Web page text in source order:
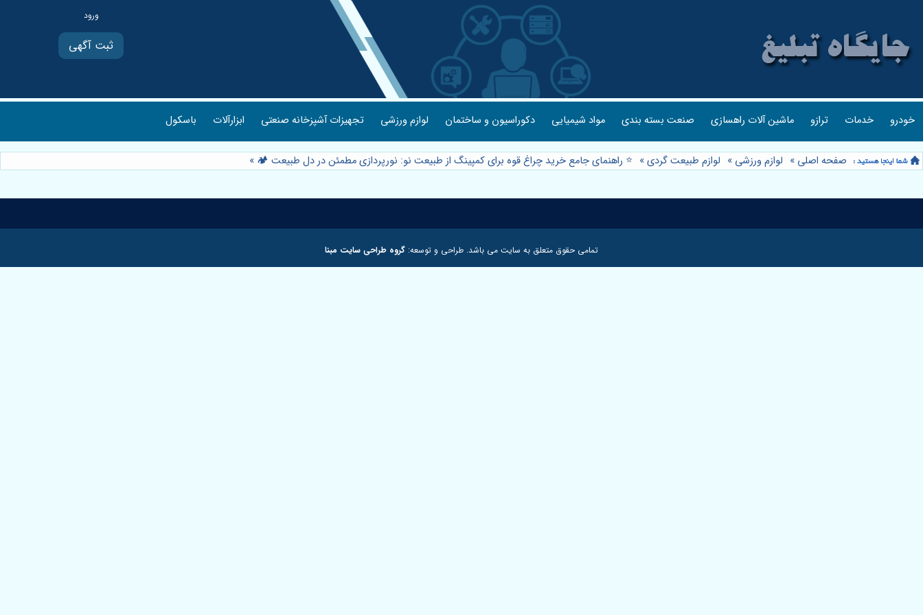
ثبت آگهی
خودرو خدمات ترازو ماشین آلات راهسازی صنعت بسته بندی مواد شیمیایی دکوراسیون و ساختمان لوازم ورزشی تجهیزات آشپزخانه صنعتی ابزارآلات باسکول
صفحه اصلی » لوازم ورزشی » لوازم طبیعت گردی» ⭐️ راهنمای جامع خرید چراغ قوه برای کمپینگ از طبیعت نو: نورپردازی مطمئن در دل طبیعت 🏕️ »
تمامی حقوق متعلق به سایت می باشد. طراحی و توسعه: گروه طراحی سایت مبنا